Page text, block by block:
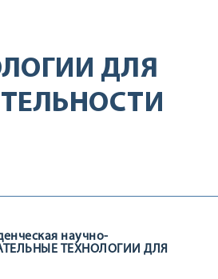
ДЛЯ
научно-
ТЕХНОЛОГИИ ДЛЯ